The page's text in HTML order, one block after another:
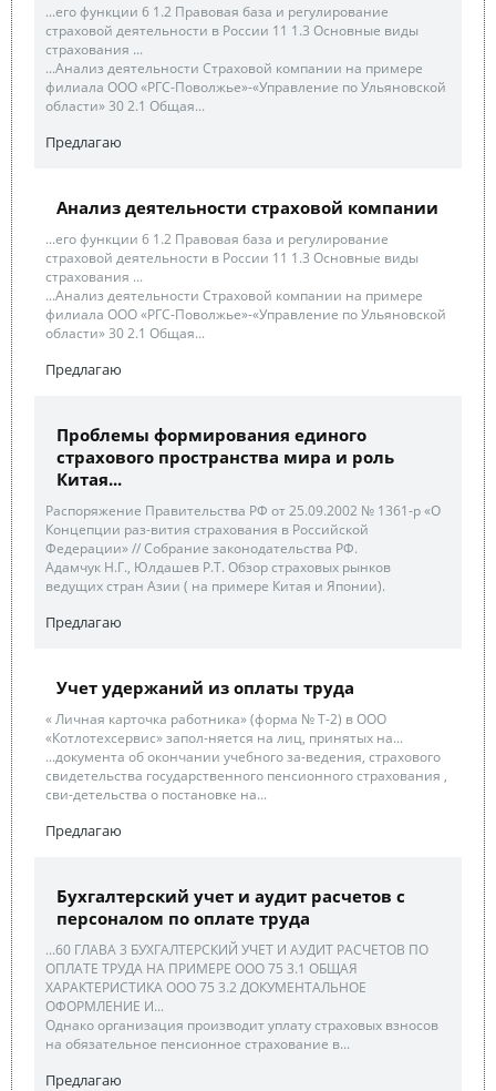
...его функции 6 1.2 Правовая база и регулирование
страховой деятельности в России 11 1.3 Основные виды
страхования ...
...Анализ деятельности Страховой компании на примере
филиала ООО «РГС-Поволжье»-«Управление по Ульяновской
области» 30 2.1 Общая...
Предлагаю
Анализ деятельности страховой компании
...его функции 6 1.2 Правовая база и регулирование
страховой деятельности в России 11 1.3 Основные виды
страхования ...
...Анализ деятельности Страховой компании на примере
филиала ООО «РГС-Поволжье»-«Управление по Ульяновской
области» 30 2.1 Общая...
Предлагаю
Проблемы формирования единого
страхового пространства мира и роль
Китая...
Распоряжение Правительства РФ от 25.09.2002 № 1361-р «О
Концепции раз-вития страхования в Российской
Федерации» // Собрание законодательства РФ.
Адамчук Н.Г., Юлдашев Р.Т. Обзор страховых рынков
ведущих стран Азии ( на примере Китая и Японии).
Предлагаю
Учет удержаний из оплаты труда
« Личная карточка работника» (форма № Т-2) в ООО
«Котлотехсервис» запол-няется на лиц, принятых на...
...документа об окончании учебного за-ведения, страхового
свидетельства государственного пенсионного страхования ,
сви-детельства о постановке на...
Предлагаю
Бухгалтерский учет и аудит расчетов с
персоналом по оплате труда
...60 ГЛАВА 3 БУХГАЛТЕРСКИЙ УЧЕТ И АУДИТ РАСЧЕТОВ ПО
ОПЛАТЕ ТРУДА НА ПРИМЕРЕ ООО 75 3.1 ОБЩАЯ
ХАРАКТЕРИСТИКА ООО 75 3.2 ДОКУМЕНТАЛЬНОЕ
ОФОРМЛЕНИЕ И...
Однако организация производит уплату страховых взносов
на обязательное пенсионное страхование в...
Предлагаю